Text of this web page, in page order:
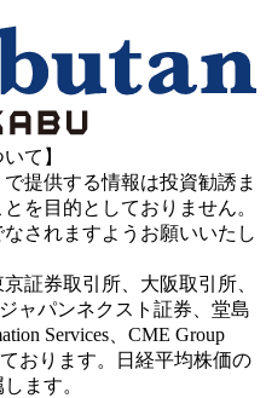
て】
提供する情報は投資勧誘ま
を目的としておりません。
されますようお願いいたし
証券取引所、大阪取引所、
ャパンネクスト証券、堂島
Services、CME Group
おります。日経平均株価の
ます。